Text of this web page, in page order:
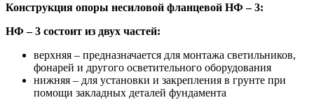
Конструкция опоры несиловой фланцевой НФ – 3:
НФ – 3 состоит из двух частей:
верхняя – предназначается для монтажа светильников,
фонарей и другого осветительного оборудования
нижняя – для установки и закрепления в грунте при
помощи закладных деталей фундамента